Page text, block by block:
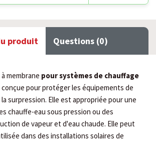
produit Questions (0)
membrane pour systèmes de chauffage
conçue pour protéger les équipements de
surpression. Elle est appropriée pour une
chauffe-eau sous pression ou des
de vapeur et d'eau chaude. Elle peut
dans des installations solaires de